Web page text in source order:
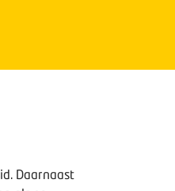
Daarnaast